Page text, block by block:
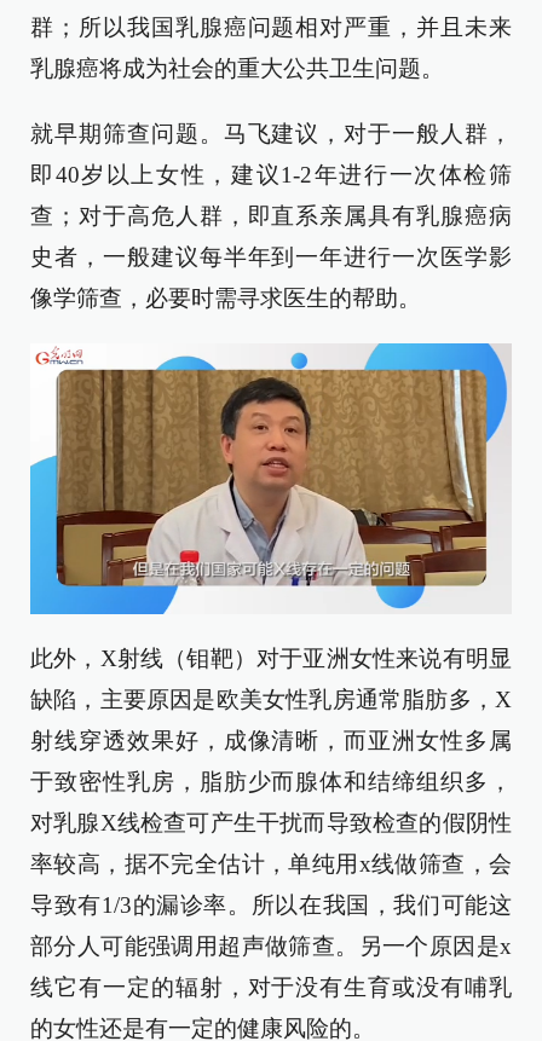
群；所以我国乳腺癌问题相对严重，并且未来
乳腺癌将成为社会的重大公共卫生问题。
就早期筛查问题。马飞建议，对于一般人群，
即40岁以上女性，建议1-2年进行一次体检筛
查；对于高危人群，即直系亲属具有乳腺癌病
史者，一般建议每半年到一年进行一次医学影
像学筛查，必要时需寻求医生的帮助。
此外，X射线（钼靶）对于亚洲女性来说有明显
缺陷，主要原因是欧美女性乳房通常脂肪多，X
射线穿透效果好，成像清晰，而亚洲女性多属
于致密性乳房，脂肪少而腺体和结缔组织多，
对乳腺X线检查可产生干扰而导致检查的假阴性
率较高，据不完全估计，单纯用x线做筛查，会
导致有1/3的漏诊率。所以在我国，我们可能这
部分人可能强调用超声做筛查。另一个原因是x
线它有一定的辐射，对于没有生育或没有哺乳
的女性还是有一定的健康风险的。